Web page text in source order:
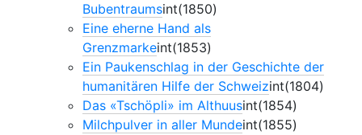
Bubentraumsint(1850)
Eine eherne Hand als
Grenzmarkeint(1853)
Ein Paukenschlag in der Geschichte der
humanitären Hilfe der Schweizint(1804)
Das «Tschöpli» im Althuusint(1854)
Milchpulver in aller Mundeint(1855)